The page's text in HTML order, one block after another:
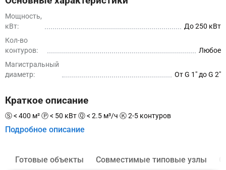
Мощность,
кВт:
До 250 кВт
Кол-во
контуров:
Любое
Магистральный
диаметр:
От G 1″ до G 2″
Краткое описание
Ⓢ < 400 м² Ⓟ < 50 кВт Ⓠ < 2.5 м³/ч Ⓚ 2-5 контуров
Подробное описание
Готовые объекты Совместимые типовые узлы